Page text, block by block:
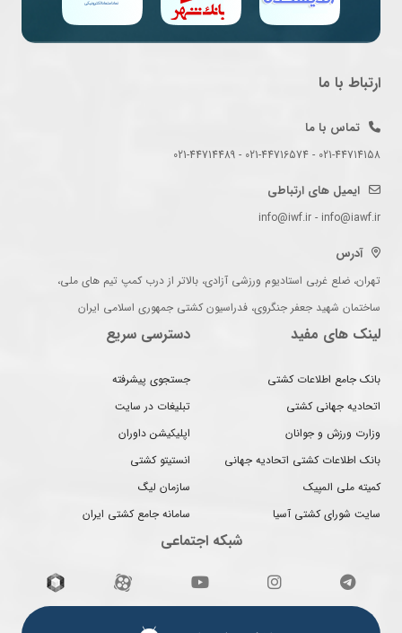
ارتباط با ما
تماس با ما
021-44714158 - 021-44716574 - 021-44714489
ایمیل های ارتباطی
info@iwf.ir - info@iawf.ir
آدرس
تهران، ضلع غربی استادیوم ورزشی آزادی، بالاتر از درب کمپ تیم های ملی،
ساختمان شهید جعفر جنگروی، فدراسیون کشتی جمهوری اسلامی ایران
لینک های مفید
بانک جامع اطلاعات کشتی
اتحادیه جهانی کشتی
وزارت ورزش و جوانان
بانک اطلاعات کشتی اتحادیه جهانی
کمیته ملی المپیک
سایت شورای کشتی آسیا
دسترسی سریع
جستجوی پیشرفته
تبلیغات در سایت
اپلیکیشن داوران
انستیتو کشتی
سازمان لیگ
سامانه جامع کشتی ایران
شبکه اجتماعی